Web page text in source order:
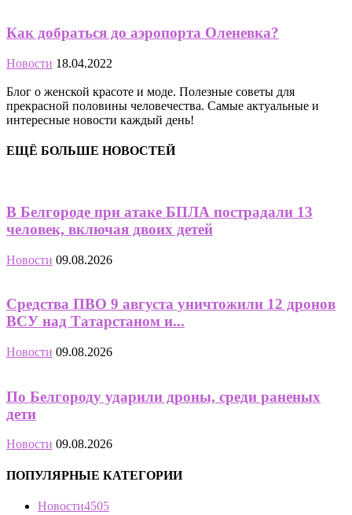
Как добраться до аэропорта Оленевка?
Новости 18.04.2022
Блог о женской красоте и моде. Полезные советы для
прекрасной половины человечества. Самые актуальные и
интересные новости каждый день!
ЕЩЁ БОЛЬШЕ НОВОСТЕЙ
В Белгороде при атаке БПЛА пострадали 13
человек, включая двоих детей
Новости 09.08.2026
Средства ПВО 9 августа уничтожили 12 дронов
ВСУ над Татарстаном и...
Новости 09.08.2026
По Белгороду ударили дроны, среди раненых
дети
Новости 09.08.2026
ПОПУЛЯРНЫЕ КАТЕГОРИИ
Новости4505